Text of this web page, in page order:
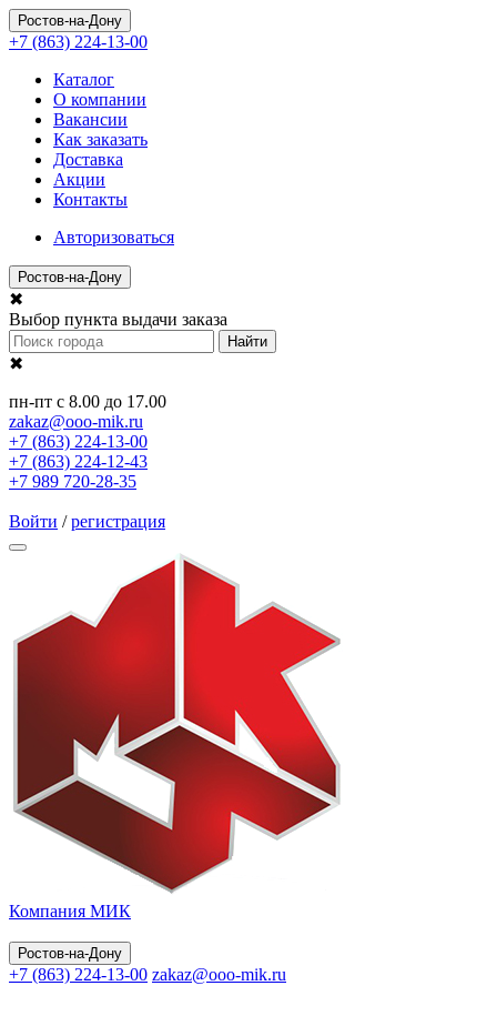
Ростов-на-Дону
+7 (863) 224-13-00
Каталог
О компании
Вакансии
Как заказать
Доставка
Акции
Контакты
Авторизоваться
Ростов-на-Дону
✖
Выбор пункта выдачи заказа
Найти
✖
пн-пт с 8.00 до 17.00
zakaz@ooo-mik.ru
+7 (863) 224-13-00
+7 (863) 224-12-43
+7 989 720-28-35
Войти /регистрация
Компания МИК
Ростов-на-Дону
+7 (863) 224-13-00 zakaz@ooo-mik.ru